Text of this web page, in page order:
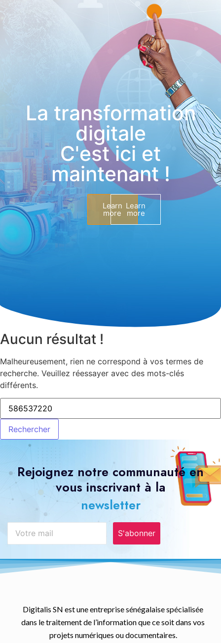
La transformation
digitale
C'est ici et
maintenant !
Learn
more
Learn
more
Aucun résultat !
Malheureusement, rien ne correspond à vos termes de
recherche. Veuillez réessayer avec des mots-clés
différents.
Rejoignez notre communauté en
vous inscrivant à la
newsletter
S'abonner
Digitalis SN est une entreprise sénégalaise spécialisée
dans le traitement de l’information que ce soit dans vos
projets numériques ou documentaires.